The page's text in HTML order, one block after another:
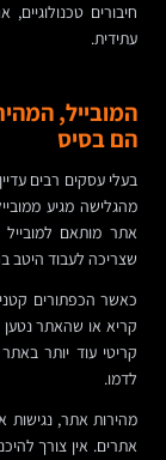
חיבורים
עתידית.
המובייל,
הם בסיס
בעלי עסקים רבים
מהגלישה מגיע
אתר מותאם
שצריכה לעבוד היטב
כאשר הכפתורים
קריא או שהאתר
לדמו.
מהירות אתר, נגישות
אתרים. אין צורך